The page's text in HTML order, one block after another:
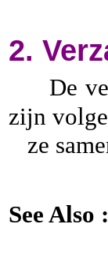
2.
De
zijn
ze
See Also :